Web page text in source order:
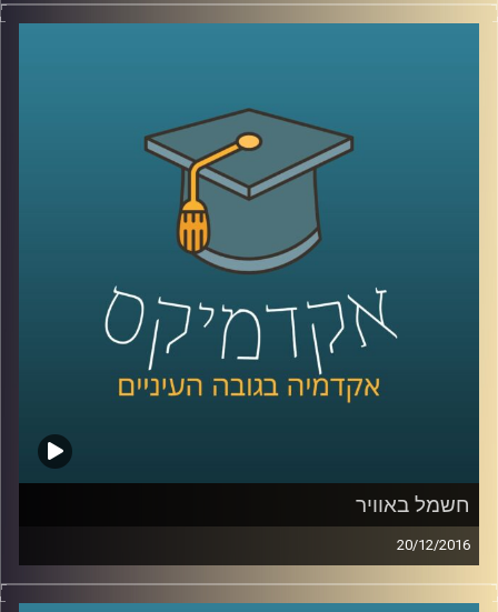
לחשוב בעזרתם על סוגיות מורכבות. אושי שהם קראוס,
עוזרות לנו להרהר במה שיקרה בעתיד בהיבטים כלכליים,
מדיניים, מוסריים ואחרים. הפילוסופיה היא המקום הפתוח
שמאפשר לחשוב בלי מסגרות, להלך בין קירות שבורים ולנסות
לבנות מהם את הלא נודע. מוזמנים ומוזמנות להאזין ולתרגל
AudioVersity
חשמל באוויר
20/12/2016
הרשת כבר קיימת, עכשיו השאלה היא אילו